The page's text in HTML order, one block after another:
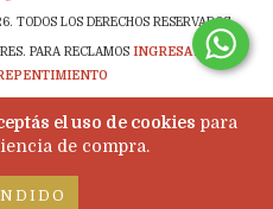
el uso de cookies para
de compra.
TODOS LOS DERECHOS RESERVADOS.
PARA RECLAMOS INGRESA AQUÍ.